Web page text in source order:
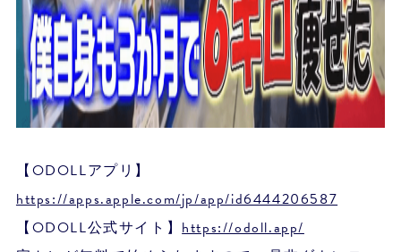
【ODOLLアプリ】
https://apps.apple.com/jp/app/id6444206587
【ODOLL公式サイト】https://odoll.app/